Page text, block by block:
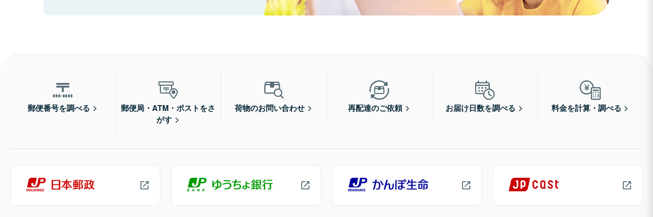
郵便番号を調べる
郵便局・ATM・ポストをさ
がす
荷物のお問い合わせ 再配達のご依頼 お届け日数を調べる 料金を計算・調べる